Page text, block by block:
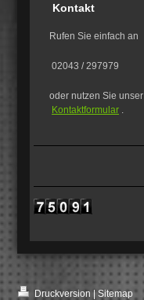
Kontakt
Rufen Sie einfach an
02043 / 297979
oder nutzen Sie unser
Kontaktformular .
Druckversion | Sitemap